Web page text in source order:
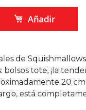
Añadir
de
bolsos tote, ¡la
20 cm
está